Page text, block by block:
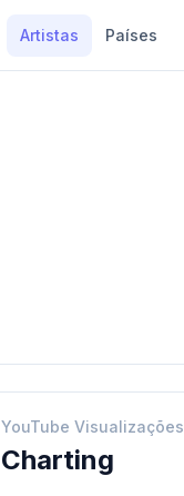
Artistas Países
YouTube Visualizações
Charting